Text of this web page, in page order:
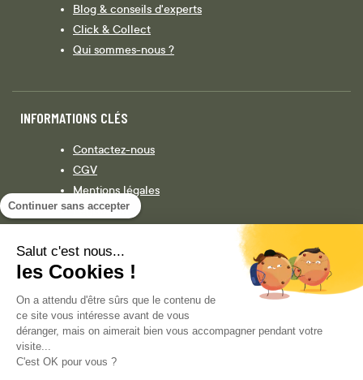
Continuer sans accepter
Salut c'est nous...
les Cookies !
On a attendu d'être sûrs que le contenu de
ce site vous intéresse avant de vous
déranger, mais on aimerait bien vous accompagner pendant votre
visite...
C'est OK pour vous ?
Blog & conseils d'experts
Click & Collect
Qui sommes-nous ?
INFORMATIONS CLÉS
Contactez-nous
CGV
Mentions légales
Législation
Facebook Instagram
COPYRIGHT © 2013-AUJOURD'HUI MAGENTO, INC. TOUS DROITS RÉSERVÉS.